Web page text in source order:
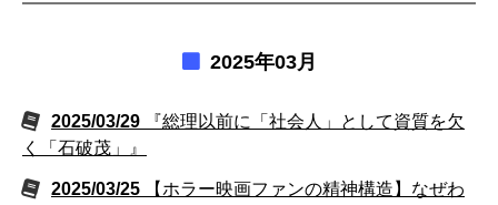
2025年03月
2025/03/29
『総理以前に「社会人」として資質を欠
く「石破茂」』
2025/03/25
【ホラー映画ファンの精神構造】なぜわ